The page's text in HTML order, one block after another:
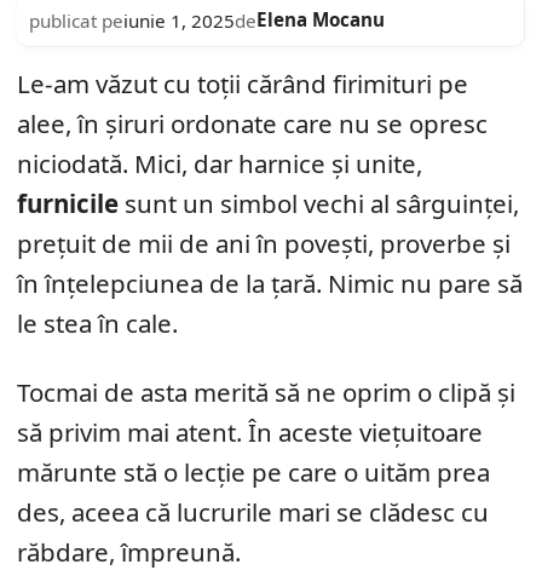
publicat peiunie 1, 2025deElena Mocanu
Le-am văzut cu toții cărând firimituri pe
alee, în șiruri ordonate care nu se opresc
niciodată. Mici, dar harnice și unite,
furnicile sunt un simbol vechi al sârguinței,
prețuit de mii de ani în povești, proverbe și
în înțelepciunea de la țară. Nimic nu pare să
le stea în cale.
Tocmai de asta merită să ne oprim o clipă și
să privim mai atent. În aceste viețuitoare
mărunte stă o lecție pe care o uităm prea
des, aceea că lucrurile mari se clădesc cu
răbdare, împreună.